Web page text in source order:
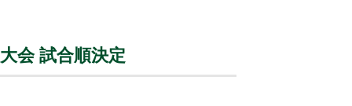
会 試合順決定